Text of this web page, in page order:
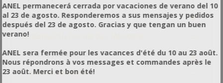
Τρύγος Μελιού +
Επεξεργασία Προιόντων Μέλισσας
Επεξεργασία Γύρης +
Επεξεργασία Κεριού
ANEL permanecerá cerrada por vacaciones de verano del 10
al 23 de agosto. Responderemos a sus mensajes y pedidos
después del 23 de agosto. Gracias y que tengan un buen
verano!
ANEL sera fermée pour les vacances d'été du 10 au 23 août.
Nous répondrons à vos messages et commandes après le
23 août. Merci et bon été!